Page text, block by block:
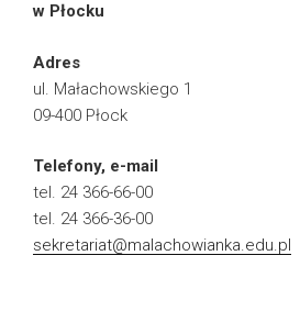
w Płocku
Adres
ul. Małachowskiego 1
09-400 Płock
Telefony, e-mail
tel. 24 366-66-00
tel. 24 366-36-00
sekretariat@malachowianka.edu.pl